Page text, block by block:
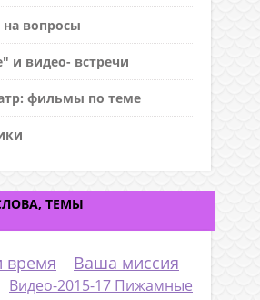
вопросы
и видео- встречи
фильмы по теме
ТЕМЫ
время
Ваша миссия
Видео-2015-17 Пижамные